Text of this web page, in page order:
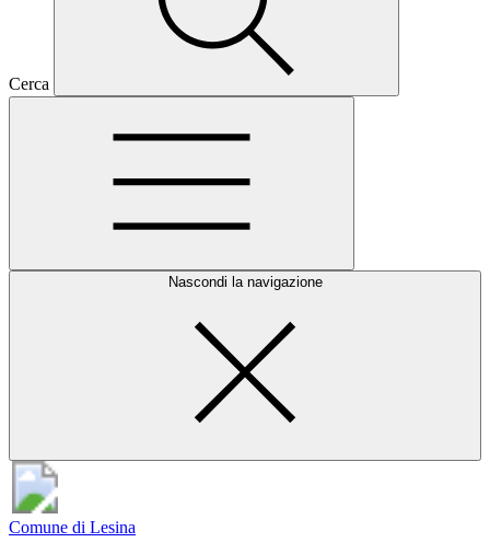
Cerca
Nascondi la navigazione
Comune di Lesina